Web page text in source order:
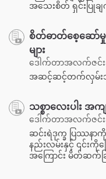
အသေးစိတ် ရှင်းပြုချ
စိတ်ဓာတ်စေ့ဆေ
များ
ဒေါက်တာအလက်ဇင်းဒ
အဆင့်ဆင့်တက်လှမ်းသ
သစ္စာလေးပါး အက
ဒေါက်တာအလက်ဇင်းဒ
ဆင်းရဲဒုက္ခ ပြဿနာကို
နည်းလမ်းနှင့် ၎င်းကိုဖ
အကြောင်း မိတ်ဆက်ခြ